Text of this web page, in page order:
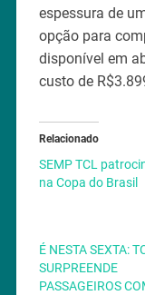
espessura de
opção para
disponível em
custo de
Relacionado
SEMP TCL
na Copa do Brasil
É NESTA SEXTA:
SURPREENDE
PASSAGEIROS